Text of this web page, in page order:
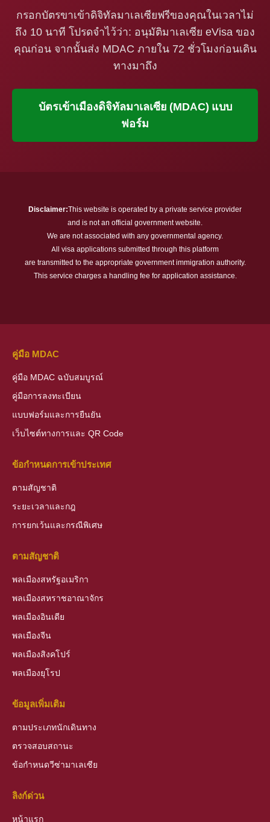
กรอกบัตรขาเข้าดิจิทัลมาเลเซียฟรีของคุณในเวลาไม่
ถึง 10 นาที โปรดจำไว้ว่า: อนุมัติมาเลเซีย eVisa ของ
คุณก่อน จากนั้นส่ง MDAC ภายใน 72 ชั่วโมงก่อนเดิน
ทางมาถึง
บัตรเข้าเมืองดิจิทัลมาเลเซีย (MDAC) แบบ
ฟอร์ม
คู่มือ MDAC
คู่มือ MDAC ฉบับสมบูรณ์
คู่มือการลงทะเบียน
แบบฟอร์มและการยืนยัน
เว็บไซต์ทางการและ QR Code
ข้อกำหนดการเข้าประเทศ
ตามสัญชาติ
ระยะเวลาและกฎ
การยกเว้นและกรณีพิเศษ
ตามสัญชาติ
พลเมืองสหรัฐอเมริกา
พลเมืองสหราชอาณาจักร
พลเมืองอินเดีย
พลเมืองจีน
พลเมืองสิงคโปร์
พลเมืองยุโรป
ข้อมูลเพิ่มเติม
ตามประเภทนักเดินทาง
ตรวจสอบสถานะ
ข้อกำหนดวีซ่ามาเลเซีย
ลิงก์ด่วน
หน้าแรก